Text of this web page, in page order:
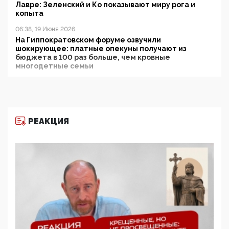
Лавре: Зеленский и Ко показывают миру рога и
копыта
06:38, 19 Июня 2026
На Гиппократовском форуме озвучили
шокирующее: платные опекуны получают из
бюджета в 100 раз больше, чем кровные
многодетные семьи
11:53, 09 Июня 2026
деятельность ИИТО ЮНЕСКО в России, но
цифроглобалисты продолжают определять
повестку в образовании
09:43, 01 Июня 2026
5G за счет здоровья граждан: Минцифры намерено
отобрать у регионов и муниципалитетов право
защищать жилые дома и социальные объекты от
РЕАКЦИЯ